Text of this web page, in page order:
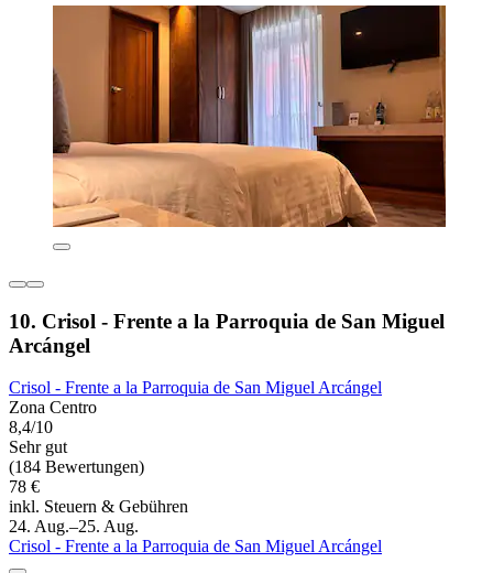
10. Crisol - Frente a la Parroquia de San Miguel
Arcángel
Crisol - Frente a la Parroquia de San Miguel Arcángel
Zona Centro
8,4/10
Sehr gut
(184 Bewertungen)
78 €
inkl. Steuern & Gebühren
24. Aug.–25. Aug.
Crisol - Frente a la Parroquia de San Miguel Arcángel